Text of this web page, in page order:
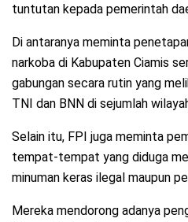
tuntutan kepada pemerintah
Di antaranya meminta
narkoba di Kabupaten Ciamis
gabungan secara rutin yang
TNI dan BNN di sejumlah
Selain itu, FPI juga meminta
tempat-tempat yang diduga
minuman keras ilegal maupun
Mereka mendorong adanya